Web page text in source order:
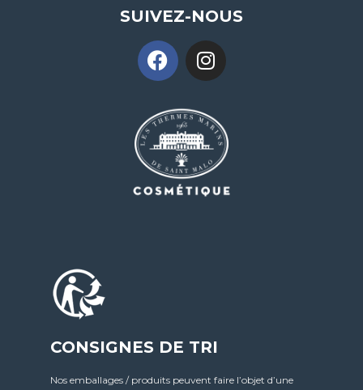
SUIVEZ-NOUS
CONSIGNES DE TRI
Nos emballages / produits peuvent faire l’objet d’une